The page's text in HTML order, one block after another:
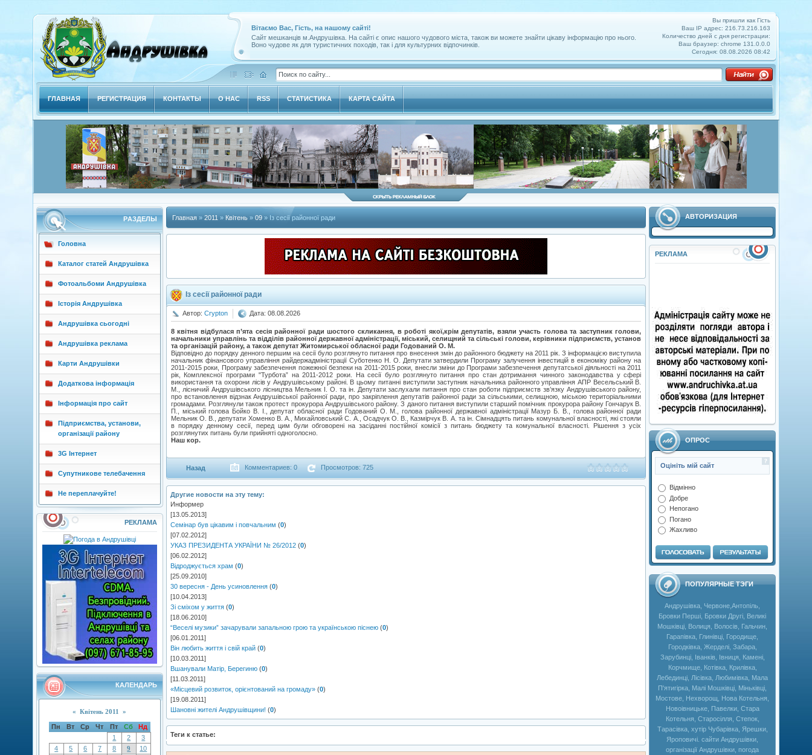
Вы пришли как Гість
Ваш IP адрес: 216.73.216.163
Количество дней с дня регистрации:
Ваш браузер: chrome 131.0.0.0
Сегодня: 08.08.2026 08:42
Вітаємо Вас, Гість, на нашому сайті!
Сайт мешканців м.Андрушівка. На сайті є опис нашого чудового міста, також ви можете знайти цікаву інформацію про нього.
Воно чудове як для туристичних походів, так і для культурних відпочинків.
ГЛАВНАЯ РЕГИСТРАЦИЯ КОНТАКТЫ О НАС RSS СТАТИСТИКА КАРТА САЙТА
РAЗДЕЛЫ
Головна
Каталог статей Андрушівка
Фотоальбоми Андрушівка
Історія Андрушівка
Андрушівка сьогодні
Андрушівка реклама
Карти Андрушівки
Додаткова інформація
Інформація про сайт
Підприємства, установи,
організації району
3G Інтернет
Супутникове телебачення
Не переплачуйте!
РЕКЛАМА
КАЛЕНДАРЬ
« Квітень 2011 »
Пн Вт Ср Чт Пт Сб
Нд
1
2
3
4
5 6 7 8 9
10
АВТОРИЗАЦИЯ
РЕКЛАМА
ОПРОС
Оцініть мій сайт
Відмінно
Добре
Непогано
Погано
Жахливо
ПОПУЛЯРНЫЕ ТЭГИ
Андрушівка, Червоне,Антопіль,
Бровки Перші, Бровки Другі, Великі
Мошківці, Волиця, Волосів, Гальчин,
Гарапівка, Глинівці, Городище,
Городківка, Жерделі, Забара,
Зарубинці, Іванків, Івниця, Камені,
Корчмище, Котівка, Крилівка,
Лебединці, Лісівка, Любимівка, Мала
П'ятигірка, Малі Мошківці, Міньківці,
Мостове, Нехворощ, Нова Котельня,
Новоівницьке, Павелки, Стара
Котельня, Старосілля, Степок,
Тарасівка, хутір Чубарівка, Ярешки,
Яроповичі. сайти Андрушівки,
організації Андрушівки, погода
Главная» 2011 » Квітень » 09» Із сесії районної ради
Із сесії районної ради
Автор: Crypton Дата: 08.08.2026
8 квітня відбулася п’ята сесія районної ради шостого скликання, в роботі якої,крім депутатів, взяли участь голова та заступник голови,
начальники управлінь та відділів районної державної адміністрації, міський, селищний та сільські голови, керівники підприємств, установ
та організацій району, а також депутат Житомирської обласної ради Годований О. М.
Відповідно до порядку денного першим на сесії було розглянуто питання про внесення змін до районного бюджету на 2011 рік. З інформацією виступила
начальник фінансового управління райдержадміністрації Суботенко Н. О. Депутати затвердили Програму залучення інвестицій в економіку району на
2011-2015 роки, Програму забезпечення пожежної безпеки на 2011-2015 роки, внесли зміни до Програми забезпечення депутатської діяльності на 2011
рік, Комплексної програми "Турбота” на 2011-2012 роки. На сесії було розглянуто питання про стан дотримання чинного законодавства у сфері
використання та охорони лісів у Андрушівському районі. В цьому питанні виступили заступник начальника районного управління АПР Весельський В.
М., лісничий Андрушівського лісництва Мельник І. О. та ін. Депутати заслухали питання про стан роботи підприємств зв’язку Андрушівського району,
про встановлення відзнак Андрушівської районної ради, про закріплення депутатів районної ради за сільськими, селищною, міською територіальними
громадами. Розглянули також протест прокурора Андрушівського району. З даного питання виступили старший помічник прокурора району Гончарук В.
П., міський голова Бойко В. І., депутат обласної ради Годований О. М., голова районної державної адміністрації Мазур Б. В., голова районної ради
Мельник О. В., депутати Хоменко В. А., Михайловський С. А., Осадчук О. В., Казмірчук В. А. та ін. Сімнадцять питань комунальної власності, які стояли
в порядку денному сесії, перед цим були обговорені на засіданні постійної комісії з питань бюджету та комунальної власності. Рішення з усіх
розглянутих питань були прийняті одноголосно.
Наш кор.
Назад Комментариев: 0 Просмотров: 725
Другие новости на эту тему:
Информер
[13.05.2013]
Семінар був цікавим і повчальним (0)
[07.02.2012]
УКАЗ ПРЕЗИДЕНТА УКРАЇНИ № 26/2012 (0)
[06.02.2012]
Відроджується храм (0)
[25.09.2010]
30 вересня - День усиновлення (0)
[10.04.2013]
Зі сміхом у життя (0)
[18.06.2010]
“Веселі музики” зачарували запальною грою та українською піснею (0)
[06.01.2011]
Він любить життя і свій край (0)
[10.03.2011]
Вшанували Матір, Берегиню (0)
[11.03.2011]
«Місцевий розвиток, орієнтований на громаду» (0)
[19.08.2011]
Шановні жителі Андрушівщини! (0)
Теги к статье: